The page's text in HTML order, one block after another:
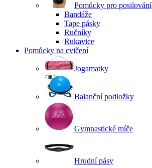
Pomůcky pro posilování
Bandáže
Tape pásky
Ručníky
Rukavice
Pomůcky na cvičení
Jogamatky
Balanční podložky
Gymnastické míče
Hrudní pásy